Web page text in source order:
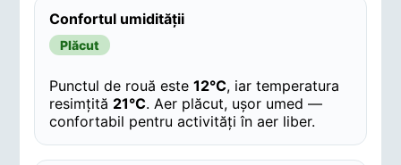
Confortul umidității
Plăcut
Punctul de rouă este12°C, iar temperatura
resimțită 21°C. Aer plăcut, ușor umed —
confortabil pentru activități în aer liber.